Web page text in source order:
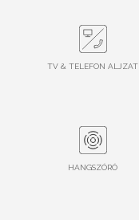
TV & TELEFON ALJZAT
HANGSZÓRÓ